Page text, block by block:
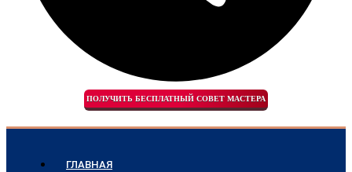
ПОЛУЧИТЬ БЕСПЛАТНЫЙ СОВЕТ МАСТЕРА
ГЛАВНАЯ